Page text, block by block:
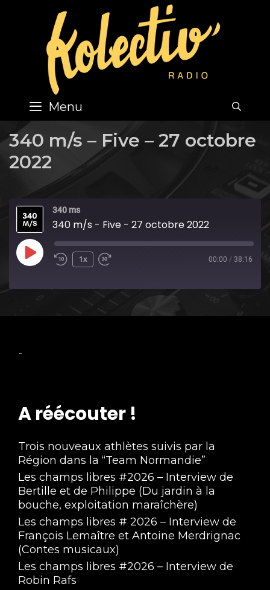
content
Menu
340 m/s – Five – 27 octobre
2022
340 ms
340 m/s - Five - 27 octobre 2022
Play
1x 00:00 / 38:16
-
A réécouter !
Trois nouveaux athlètes suivis par la
Région dans la “Team Normandie”
Les champs libres #2026 – Interview de
Bertille et de Philippe (Du jardin à la
bouche, exploitation maraîchère)
Les champs libres # 2026 – Interview de
François Lemaître et Antoine Merdrignac
(Contes musicaux)
Les champs libres #2026 – Interview de
Robin Rafs